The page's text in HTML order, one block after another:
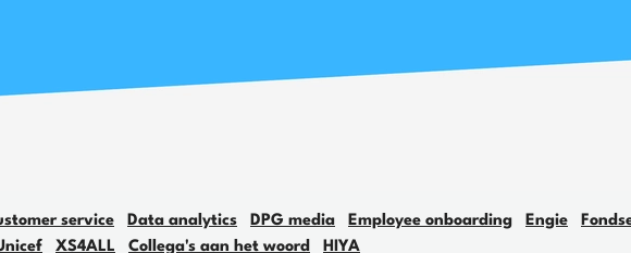
service Data analytics DPG media Employee onboarding Engie
XS4ALL Collega's aan het woord HIYA